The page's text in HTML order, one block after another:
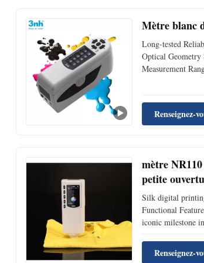
Mètre blanc
Long-tested
Optical
Measurement
Difference
Renseignez-
mètre
petite
Silk digital
Functional
iconic milestone
Renseignez-